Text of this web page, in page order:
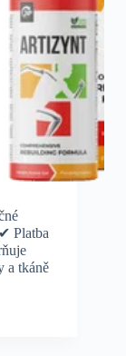
Platba
a tkáně